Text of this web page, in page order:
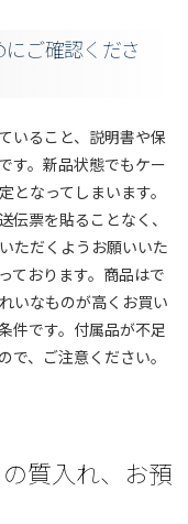
ご確認くださ
いること、説明書や保
す。新品状態でもケー
なってしまいます。
票を貼ることなく、
ただくようお願いいた
ております。商品はで
いなものが高くお買い
件です。付属品が不足
で、ご注意ください。
質入れ、お預